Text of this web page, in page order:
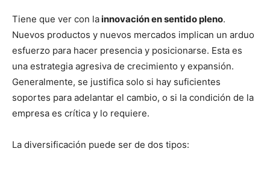
Tiene que ver con lainnovación en sentido pleno.
Nuevos productos y nuevos mercados implican un arduo
esfuerzo para hacer presencia y posicionarse. Esta es
una estrategia agresiva de crecimiento y expansión.
Generalmente, se justifica solo si hay suficientes
soportes para adelantar el cambio, o si la condición de la
empresa es crítica y lo requiere.
La diversificación puede ser de dos tipos: